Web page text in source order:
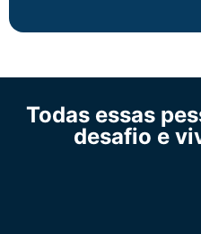
Todas essas
desafio e